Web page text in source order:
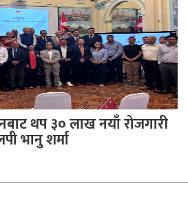
थप ३० लाख नयाँ रोजगारी
भानु शर्मा